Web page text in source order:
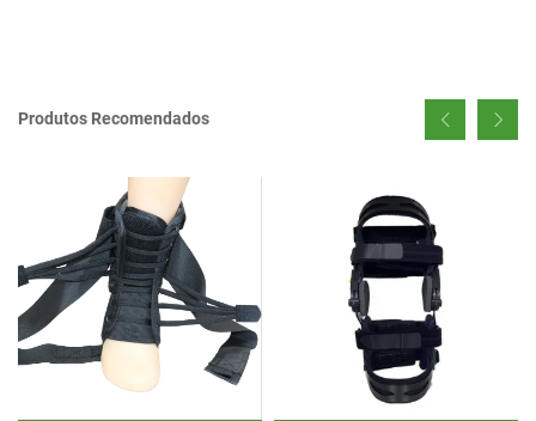
Produtos Recomendados